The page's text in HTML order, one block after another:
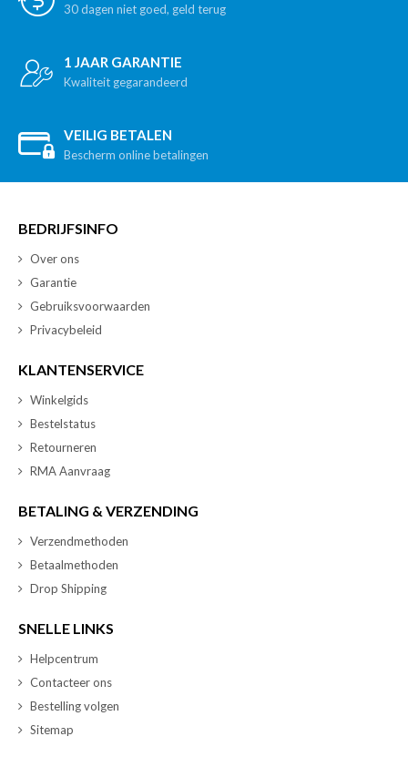
30 dagen niet goed, geld terug
1 JAAR GARANTIE
Kwaliteit gegarandeerd
VEILIG BETALEN
Bescherm online betalingen
BEDRIJFSINFO
Over ons
Garantie
Gebruiksvoorwaarden
Privacybeleid
KLANTENSERVICE
Winkelgids
Bestelstatus
Retourneren
RMA Aanvraag
BETALING & VERZENDING
Verzendmethoden
Betaalmethoden
Drop Shipping
SNELLE LINKS
Helpcentrum
Contacteer ons
Bestelling volgen
Sitemap